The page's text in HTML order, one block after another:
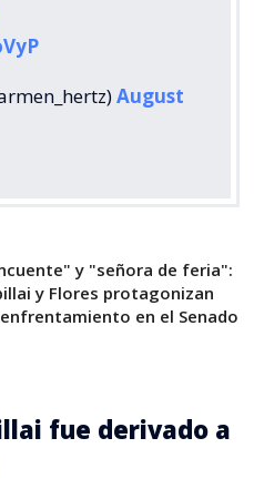
August
y "señora de feria":
y Flores protagonizan
en el Senado
fue derivado a